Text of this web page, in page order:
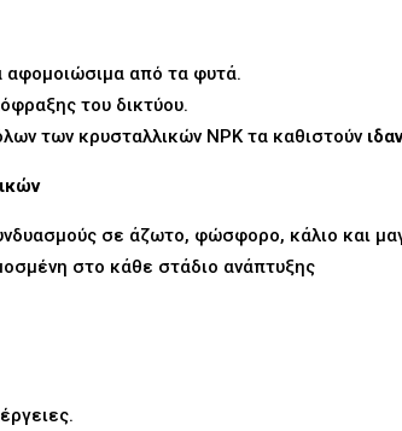
αφομοιώσιμα από τα φυτά.
του δικτύου.
των κρυσταλλικών NPK τα καθιστούν
σε άζωτο, φώσφορο, κάλιο και
στο κάθε στάδιο ανάπτυξης